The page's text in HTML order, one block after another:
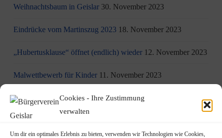
Cookies - Ihre Zustimmung
verwalten
Um dir ein optimales Erlebnis zu bieten, verwenden wir Technologien wie Cookies,
Weihnachtsbaum in Geislar 30. November 2023
Eindrücke vom Martinszug 2023 18. November 2023
„Hubertusklause“ öffnet (endlich) wieder 12. November 2023
Malwettbewerb für Kinder 11. November 2023
Neuer Standort der Jugendarbeit „op Jöck“ vom
JUgendZEntrum Haus Michael
DRK Blutspende am Mittwoch, den 22.11.2023 in Vilich